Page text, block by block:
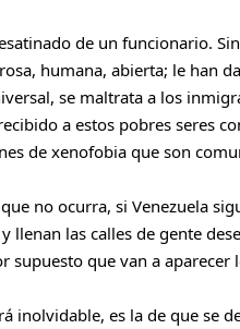
de un funcionario.
humana, abierta; le han
se maltrata a los
a estos pobres seres
de xenofobia que son
no ocurra, si Venezuela
llenan las calles de gente
supuesto que van a
inolvidable, es la de que se